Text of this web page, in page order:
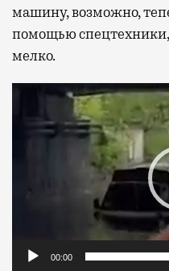
машину, возможно,
помощью
мелко.
Видеоплеер
00:00